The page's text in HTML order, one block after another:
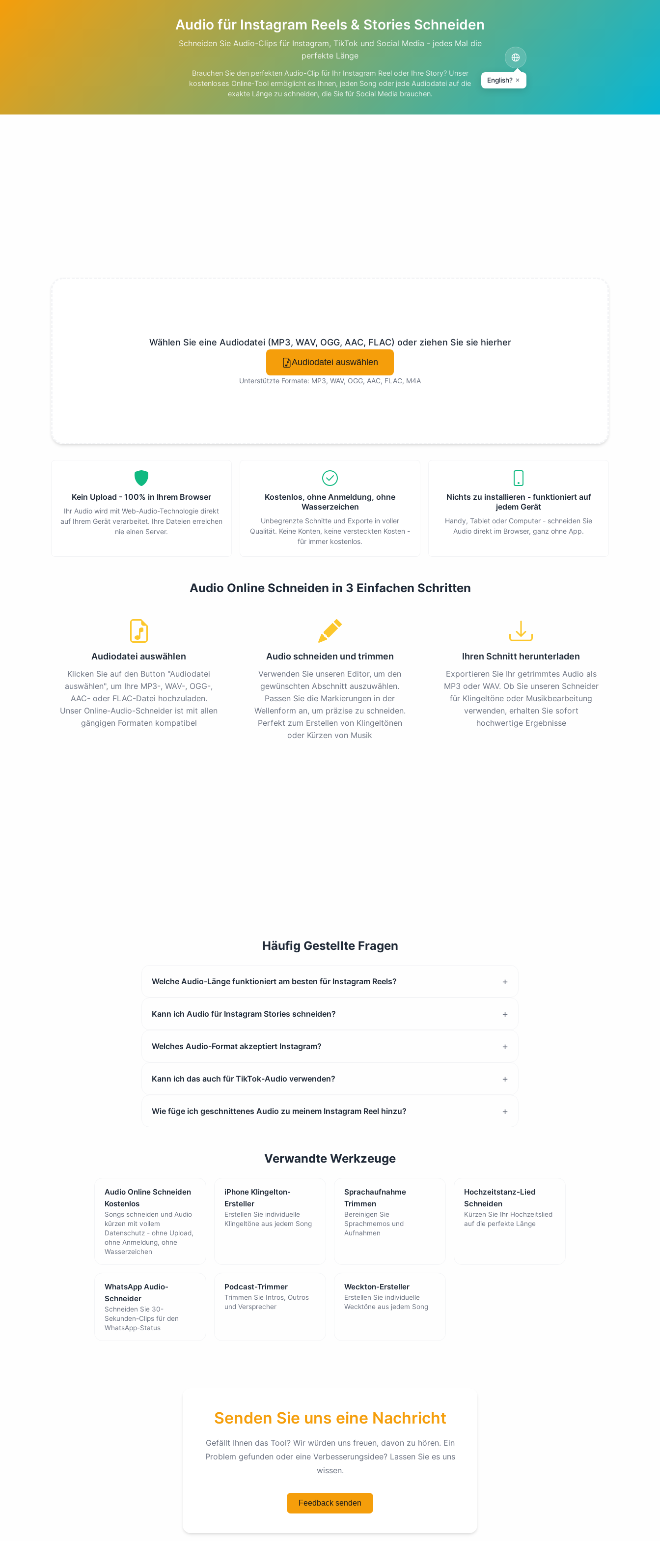
English?
Audio für Instagram Reels & Stories Schneiden
Schneiden Sie Audio-Clips für Instagram, TikTok und Social Media - jedes Mal die
perfekte Länge
Brauchen Sie den perfekten Audio-Clip für Ihr Instagram Reel oder Ihre Story? Unser
kostenloses Online-Tool ermöglicht es Ihnen, jeden Song oder jede Audiodatei auf die
exakte Länge zu schneiden, die Sie für Social Media brauchen.
Wählen Sie eine Audiodatei (MP3, WAV, OGG, AAC, FLAC) oder ziehen Sie sie hierher
Audiodatei auswählen
Unterstützte Formate: MP3, WAV, OGG, AAC, FLAC, M4A
Kein Upload - 100% in Ihrem Browser
Ihr Audio wird mit Web-Audio-Technologie direkt
auf Ihrem Gerät verarbeitet. Ihre Dateien erreichen
nie einen Server.
Kostenlos, ohne Anmeldung, ohne
Wasserzeichen
Unbegrenzte Schnitte und Exporte in voller
Qualität. Keine Konten, keine versteckten Kosten -
für immer kostenlos.
Nichts zu installieren - funktioniert auf
jedem Gerät
Handy, Tablet oder Computer - schneiden Sie
Audio direkt im Browser, ganz ohne App.
Audio Online Schneiden in 3 Einfachen Schritten
Audiodatei auswählen
Klicken Sie auf den Button "Audiodatei
auswählen", um Ihre MP3-, WAV-, OGG-,
AAC- oder FLAC-Datei hochzuladen.
Unser Online-Audio-Schneider ist mit allen
gängigen Formaten kompatibel
Audio schneiden und trimmen
Verwenden Sie unseren Editor, um den
gewünschten Abschnitt auszuwählen.
Passen Sie die Markierungen in der
Wellenform an, um präzise zu schneiden.
Perfekt zum Erstellen von Klingeltönen
oder Kürzen von Musik
Ihren Schnitt herunterladen
Exportieren Sie Ihr getrimmtes Audio als
MP3 oder WAV. Ob Sie unseren Schneider
für Klingeltöne oder Musikbearbeitung
verwenden, erhalten Sie sofort
hochwertige Ergebnisse
Häufig Gestellte Fragen
Welche Audio-Länge funktioniert am besten für Instagram Reels?
Kann ich Audio für Instagram Stories schneiden?
Welches Audio-Format akzeptiert Instagram?
Kann ich das auch für TikTok-Audio verwenden?
Wie füge ich geschnittenes Audio zu meinem Instagram Reel hinzu?
Verwandte Werkzeuge
Audio Online Schneiden
Kostenlos
Songs schneiden und Audio
kürzen mit vollem
Datenschutz - ohne Upload,
ohne Anmeldung, ohne
Wasserzeichen
iPhone Klingelton-
Ersteller
Erstellen Sie individuelle
Klingeltöne aus jedem Song
Sprachaufnahme
Trimmen
Bereinigen Sie
Sprachmemos und
Aufnahmen
Hochzeitstanz-Lied
Schneiden
Kürzen Sie Ihr Hochzeitslied
auf die perfekte Länge
WhatsApp Audio-
Schneider
Schneiden Sie 30-
Sekunden-Clips für den
WhatsApp-Status
Podcast-Trimmer
Trimmen Sie Intros, Outros
und Versprecher
Weckton-Ersteller
Erstellen Sie individuelle
Wecktöne aus jedem Song
Senden Sie uns eine Nachricht
Gefällt Ihnen das Tool? Wir würden uns freuen, davon zu hören. Ein
Problem gefunden oder eine Verbesserungsidee? Lassen Sie es uns
wissen.
Feedback senden